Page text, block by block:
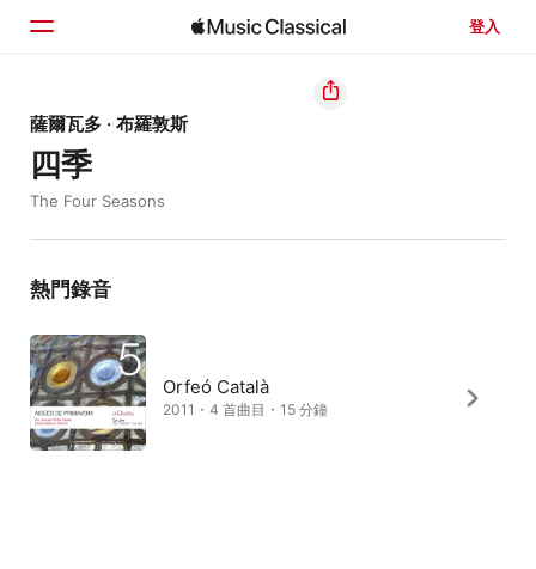
登入
首頁
瀏覽
薩爾瓦多 · 布羅敦斯
四季
The Four Seasons
熱門錄音
Orfeó Català
2011・4 首曲目・15 分鐘